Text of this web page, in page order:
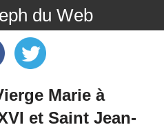
du Web
Marie à
et Saint Jean-